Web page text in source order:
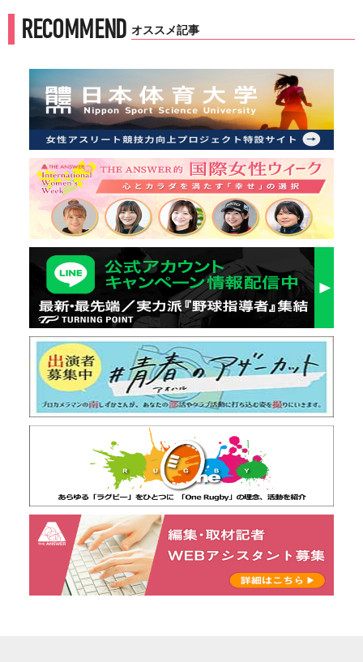
RECOMMEND オススメ記事